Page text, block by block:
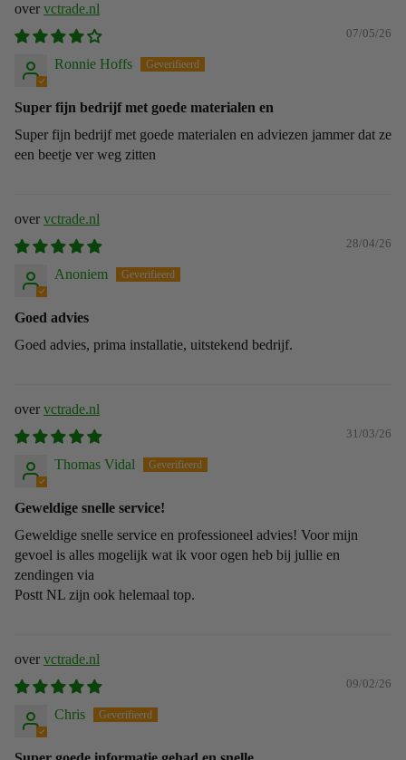
vctrade.nl
07/05/26
Ronnie Hoffs
Super fijn bedrijf met goede materialen en
Super fijn bedrijf met goede materialen en adviezen jammer dat ze
een beetje ver weg zitten
vctrade.nl
28/04/26
Anoniem
Goed advies
Goed advies, prima installatie, uitstekend bedrijf.
vctrade.nl
31/03/26
Thomas Vidal
Geweldige snelle service!
Geweldige snelle service en professioneel advies! Voor mijn
gevoel is alles mogelijk wat ik voor ogen heb bij jullie en
zendingen via
Postt NL zijn ook helemaal top.
vctrade.nl
09/02/26
Chris